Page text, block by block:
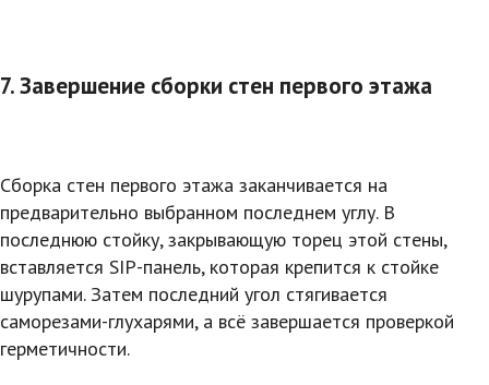
7. Завершение сборки стен первого этажа
Сборка стен первого этажа заканчивается на
предварительно выбранном последнем углу. В
последнюю стойку, закрывающую торец этой стены,
вставляется SIP-панель, которая крепится к стойке
шурупами. Затем последний угол стягивается
саморезами-глухарями, а всё завершается проверкой
герметичности.